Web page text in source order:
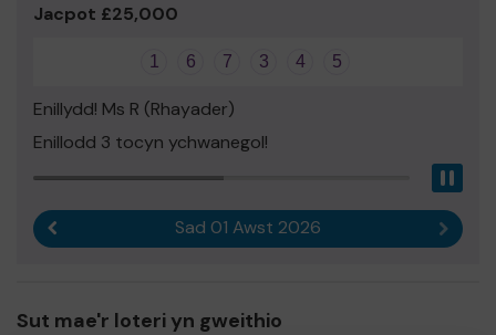
Jacpot £25,000
1 6 7 3 4 5
Enillydd! Ms R (Rhayader)
Enillodd 3 tocyn ychwanegol!
Canlyniad blaenorolSad 01 Awst 2026
Sut mae'r loteri yn gweithio